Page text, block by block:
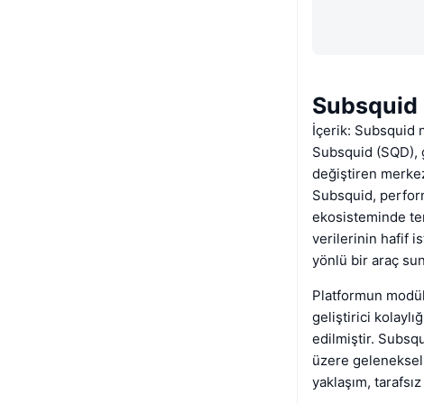
Subsquid
İçerik: Subsquid
Subsquid
değiştiren
Subsquid,
ekosisteminde
verilerinin hafif
yönlü bir araç
Platformun
geliştirici
edilmiştir.
üzere geleneksel
yaklaşım,